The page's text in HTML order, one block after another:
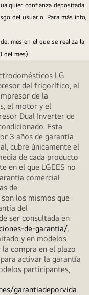
confianza depositada
del usuario. Para más info,
mes en el que se realiza la
del mes)"
LG
del frigorífico, el
de la
el motor y el
Dual Inverter de
Esta
3 años de garantía
cubre únicamente el
de cada producto
en el que LGEES no
comercial
de
los mismos que
del
ser consultada en
de-garantia/
y en modelos
compra en el plazo
activar la garantía
participantes,
garantiadeporvida